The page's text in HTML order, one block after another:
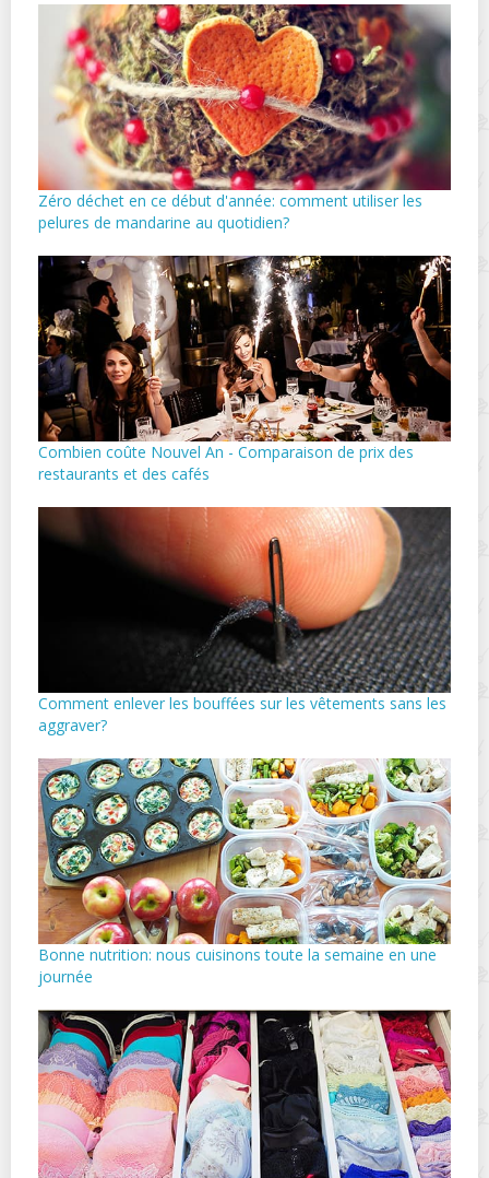
Zéro déchet en ce début d'année: comment utiliser les
pelures de mandarine au quotidien?
Combien coûte Nouvel An - Comparaison de prix des
restaurants et des cafés
Comment enlever les bouffées sur les vêtements sans les
aggraver?
Bonne nutrition: nous cuisinons toute la semaine en une
journée